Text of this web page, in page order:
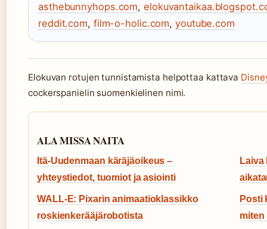
asthebunnyhops.com,
reddit.com, film-o-holic.com,youtube.com
Elokuvan rotujen tunnistamista helpottaa kattava
cockerspanielin suomenkielinen nimi.
ALA MISSA NAITA
Itä-Uudenmaan käräjäoikeus –
yhteystiedot, tuomiot ja asiointi
WALL-E: Pixarin animaatioklassikko
roskienkerääjärobotista
Posti
miten